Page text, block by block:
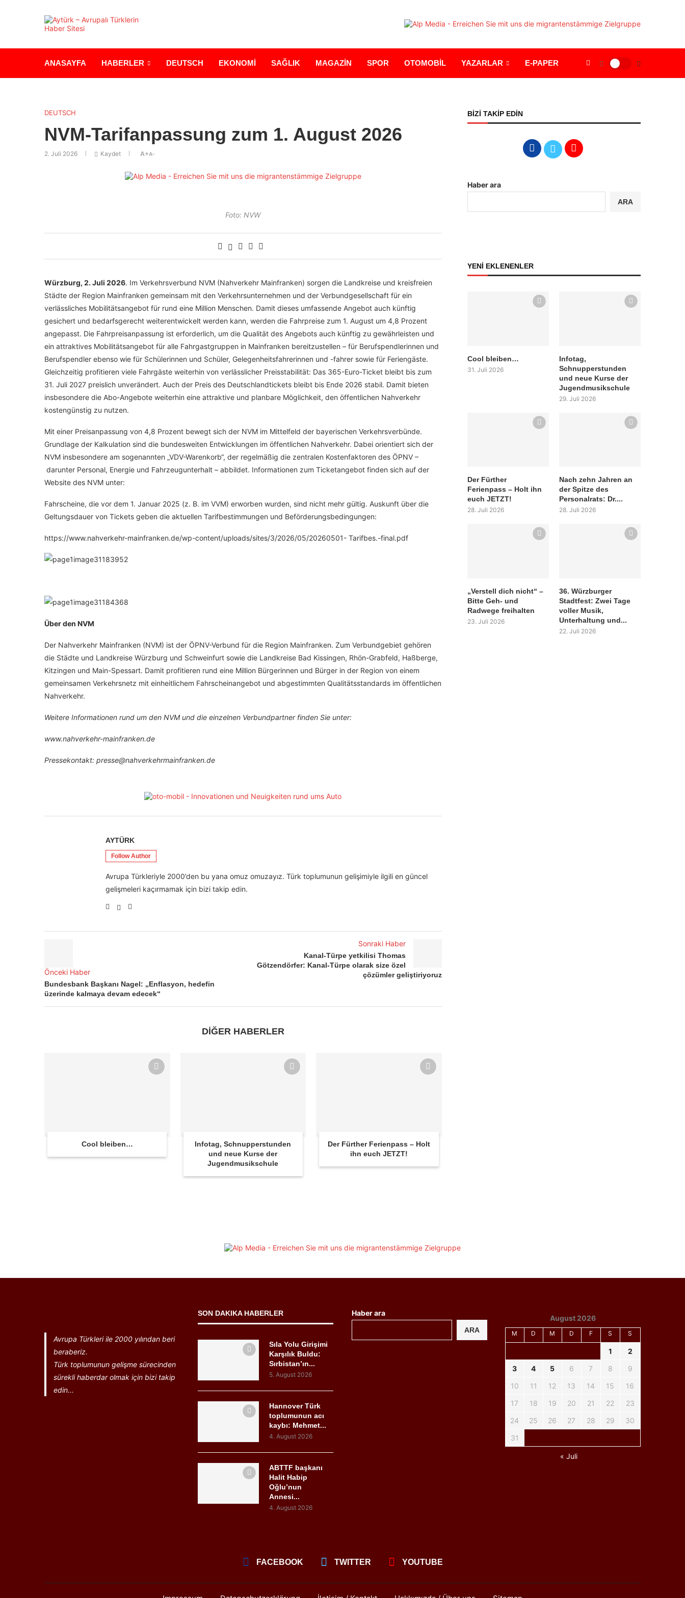
ANASAYFA HABERLER DEUTSCH EKONOMİ SAĞLIK MAGAZİN SPOR OTOMOBİL YAZARLAR E-PAPER
DEUTSCH
NVM-Tarifanpassung zum 1. August 2026
2. Juli 2026 Kaydet A+A-
Foto: NVW
Würzburg, 2. Juli 2026. Im Verkehrsverbund NVM (Nahverkehr Mainfranken) sorgen die Landkreise und kreisfreien
Städte der Region Mainfranken gemeinsam mit den Verkehrsunternehmen und der Verbundgesellschaft für ein
verlässliches Mobilitätsangebot für rund eine Million Menschen. Damit dieses umfassende Angebot auch künftig
gesichert und bedarfsgerecht weiterentwickelt werden kann, werden die Fahrpreise zum 1. August um 4,8 Prozent
angepasst. Die Fahrpreisanpassung ist erforderlich, um die Qualität des Angebots auch künftig zu gewährleisten und
ein attraktives Mobilitätsangebot für alle Fahrgastgruppen in Mainfranken bereitzustellen – für Berufspendlerinnen und
Berufspendler ebenso wie für Schülerinnen und Schüler, Gelegenheitsfahrerinnen und -fahrer sowie für Feriengäste.
Gleichzeitig profitieren viele Fahrgäste weiterhin von verlässlicher Preisstabilität: Das 365-Euro-Ticket bleibt bis zum
31. Juli 2027 preislich unverändert. Auch der Preis des Deutschlandtickets bleibt bis Ende 2026 stabil. Damit bieten
insbesondere die Abo-Angebote weiterhin eine attraktive und planbare Möglichkeit, den öffentlichen Nahverkehr
kostengünstig zu nutzen.
Mit einer Preisanpassung von 4,8 Prozent bewegt sich der NVM im Mittelfeld der bayerischen Verkehrsverbünde.
Grundlage der Kalkulation sind die bundesweiten Entwicklungen im öffentlichen Nahverkehr. Dabei orientiert sich der
NVM insbesondere am sogenannten „VDV-Warenkorb“, der regelmäßig die zentralen Kostenfaktoren des ÖPNV –
darunter Personal, Energie und Fahrzeugunterhalt – abbildet. Informationen zum Ticketangebot finden sich auf der
Website des NVM unter:
Fahrscheine, die vor dem 1. Januar 2025 (z. B. im VVM) erworben wurden, sind nicht mehr gültig. Auskunft über die
Geltungsdauer von Tickets geben die aktuellen Tarifbestimmungen und Beförderungsbedingungen:
https://www.nahverkehr-mainfranken.de/wp-content/uploads/sites/3/2026/05/20260501- Tarifbes.-final.pdf
Über den NVM
Der Nahverkehr Mainfranken (NVM) ist der ÖPNV-Verbund für die Region Mainfranken. Zum Verbundgebiet gehören
die Städte und Landkreise Würzburg und Schweinfurt sowie die Landkreise Bad Kissingen, Rhön-Grabfeld, Haßberge,
Kitzingen und Main-Spessart. Damit profitieren rund eine Million Bürgerinnen und Bürger in der Region von einem
gemeinsamen Verkehrsnetz mit einheitlichem Fahrscheinangebot und abgestimmten Qualitätsstandards im öffentlichen
Nahverkehr.
Weitere Informationen rund um den NVM und die einzelnen Verbundpartner finden Sie unter:
www.nahverkehr-mainfranken.de
Pressekontakt: presse@nahverkehrmainfranken.de
AYTÜRK
Follow Author
Avrupa Türkleriyle 2000’den bu yana omuz omuzayız. Türk toplumunun gelişimiyle ilgili en güncel
gelişmeleri kaçırmamak için bizi takip edin.
Önceki Haber
Bundesbank Başkanı Nagel: „Enflasyon, hedefin
üzerinde kalmaya devam edecek“
Sonraki Haber
Kanal-Türpe yetkilisi Thomas
Götzendörfer: Kanal-Türpe olarak size özel
çözümler geliştiriyoruz
DİĞER HABERLER
Cool bleiben…
Infotag, Schnupperstunden
und neue Kurse der
Jugendmusikschule
Der Fürther Ferienpass – Holt
ihn euch JETZT!
BİZİ TAKİP EDİN
Haber ara
ARA
YENİ EKLENENLER
Cool bleiben…
31. Juli 2026
Infotag,
Schnupperstunden
und neue Kurse der
Jugendmusikschule
29. Juli 2026
Der Fürther
Ferienpass – Holt ihn
euch JETZT!
28. Juli 2026
Nach zehn Jahren an
der Spitze des
Personalrats: Dr....
28. Juli 2026
„Verstell dich nicht“ –
Bitte Geh- und
Radwege freihalten
23. Juli 2026
36. Würzburger
Stadtfest: Zwei Tage
voller Musik,
Unterhaltung und...
22. Juli 2026
Avrupa Türkleri ile 2000 yılından beri
beraberiz.
Türk toplumunun gelişme sürecinden
sürekli haberdar olmak için bizi takip
edin...
SON DAKIKA HABERLER
Sıla Yolu Girişimi
Karşılık Buldu:
Sırbistan’ın...
5. August 2026
Hannover Türk
toplumunun acı
kaybı: Mehmet...
4. August 2026
ABTTF başkanı
Halit Habip
Oğlu’nun
Annesi...
4. August 2026
Haber ara
ARA
August 2026
M D M D F S S
1
2
3
4 5 6 7 8
9
10
11 12 13 14 15
16
17
18 19 20 21 22
23
24
25 26 27 28 29
30
31
« Juli
FACEBOOK TWITTER YOUTUBE